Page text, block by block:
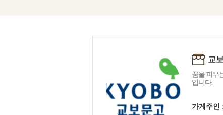
교
꿈을 피우
입니다.
가게주인 :